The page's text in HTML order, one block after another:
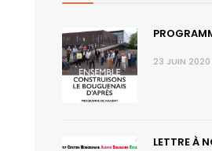
23 JUIN 2020
LETTRE À